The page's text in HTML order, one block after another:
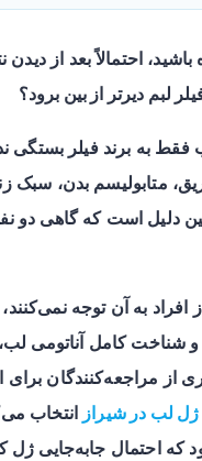
احتمالاً بعد از
لبم دیرتر از بین برود؟
به برند فیلر بستگی
متابولیسم بدن،
دلیل است که گاهی دو نفر
به آن توجه نمی‌کنند،
و شناخت کامل آناتومی
از مراجعه‌کنندگان برای
ژل لب در شیراز انتخاب
که احتمال جابه‌جایی ژل